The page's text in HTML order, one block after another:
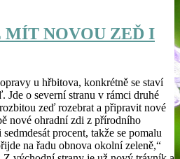
MÍT NOVOU ZEĎ I
u hřbitova, konkrétně se staví
Jde o severní stranu v rámci druhé
zeď rozebrat a připravit nové
nové ohradní zdi z přírodního
procent, takže se pomalu
na řadu obnova okolní zeleně,“